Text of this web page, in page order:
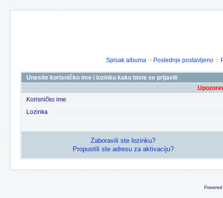
Spisak albuma Poslednje postavljeno
Unesite korisničko ime i lozinku kako biste se prijavili
Korisničko ime
Lozinka
Zaboravili ste lozinku?
Propustili ste adresu za aktivaciju?